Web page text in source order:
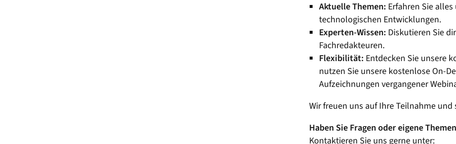
Aktuelle Themen: Erfahren Sie
technologischen Entwicklungen.
Experten-Wissen: Diskutieren Sie
Fachredakteuren.
Flexibilität: Entdecken Sie unsere
nutzen Sie unsere kostenlose On-
Aufzeichnungen vergangener
Wir freuen uns auf Ihre Teilnahme und
Haben Sie Fragen oder eigene
Kontaktieren Sie uns gerne unter: